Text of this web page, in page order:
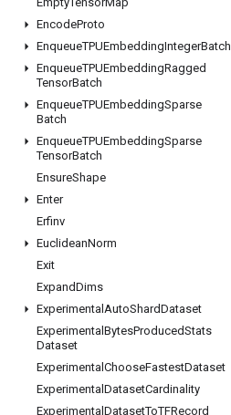
EncodeProto
EnqueueTPUEmbeddingIntegerBatch
EnqueueTPUEmbeddingRagged
TensorBatch
EnqueueTPUEmbeddingSparse
Batch
EnqueueTPUEmbeddingSparse
TensorBatch
EnsureShape
Enter
Erfinv
EuclideanNorm
Exit
ExpandDims
Experimental AutoShardDataset
Experimental BytesProducedStats
Dataset
Experimental ChooseFastestDataset
Experimental DatasetCardinality
Experimental DatasetToTFRecord